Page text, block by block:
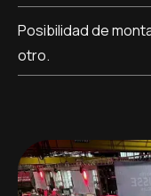
Posibilidad de
otro.